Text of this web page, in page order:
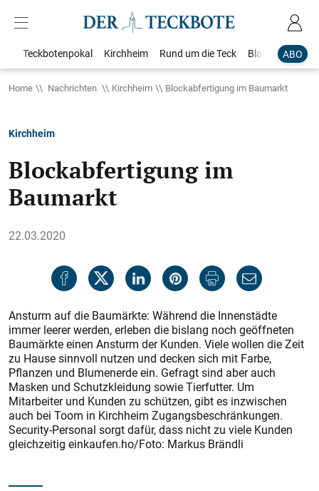
ABO
Teckbotenpokal Kirchheim Rund um die Teck Blaulicht
Home Nachrichten Kirchheim Blockabfertigung im Baumarkt
Kirchheim
Blockabfertigung im
Baumarkt
22.03.2020
Ansturm auf die Baumärkte: Während die Innenstädte
immer leerer werden, erleben die bislang noch geöffneten
Baumärkte einen Ansturm der Kunden. Viele wollen die Zeit
zu Hause sinnvoll nutzen und decken sich mit Farbe,
Pflanzen und Blumenerde ein. Gefragt sind aber auch
Masken und Schutzkleidung sowie Tierfutter. Um
Mitarbeiter und Kunden zu schützen, gibt es inzwischen
auch bei Toom in Kirchheim Zugangsbeschränkungen.
Security-Personal sorgt dafür, dass nicht zu viele Kunden
gleichzeitig einkaufen.ho/Foto: Markus Brändli